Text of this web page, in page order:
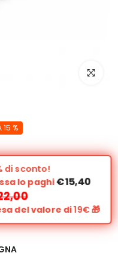
clicca
15 %
di sconto!
lo paghi€15,40
del valore di19€🎁